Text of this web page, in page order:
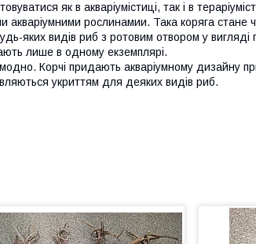
як в акваріумістиці, так і в
акваріумними рослинамии. Така коряга
яких видів риб з ротовим отвором у вигляді
лише в одному екземплярі.
модно. Корчі придають акваріумному дизайну
укриттям для деяких видів риб.